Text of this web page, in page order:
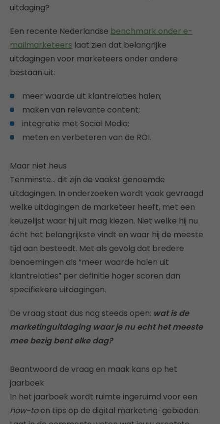
uitdaging?
Een recente Nederlandse benchmark onder e-
mailmarketeers laat zien dat belangrijke
uitdagingen voor marketeers onder andere
bestaan uit:
meer waarde uit klantrelaties halen;
maken van relevante content;
integratie met Social Media;
meten en verbeteren van de ROI.
Maar niet heus
Tenminste… dit zijn de vaakst genoemde
uitdagingen. In onderzoeken wordt vaak gevraagd
welke uitdagingen de marketeer heeft, met een
keuzelijst waar hij uit mag kiezen. Niet welke hij nu
écht het belangrijkste vindt en waar hij de meeste
tijd aan besteedt. Met als gevolg dat bredere
benoemingen als “meer waarde halen uit
klantrelaties” per definitie hoger scoren dan
specifiekere uitdagingen.
De vraag staat dus nog steeds open: wat is de
marketinguitdaging waar je nu echt het meeste
mee bezig bent elke dag?
Beantwoord de vraag en maak kans op het
jaarboek
In het jaarboek wordt ruimte ingeruimd voor een
how-toen tips op de digital marketing-gebieden.